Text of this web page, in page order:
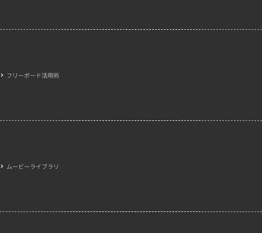
フリーボード活用術
ムービーライブラリ